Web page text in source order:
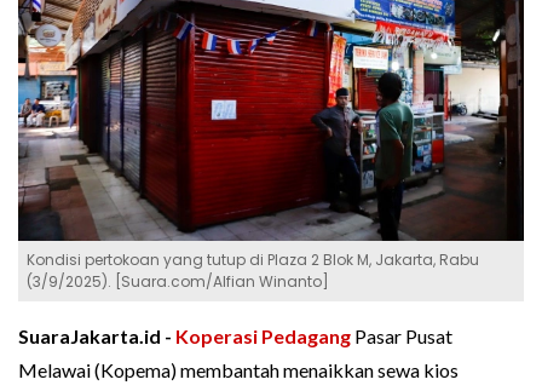
Kondisi pertokoan yang tutup di Plaza 2 Blok M, Jakarta, Rabu
(3/9/2025). [Suara.com/Alfian Winanto]
SuaraJakarta.id - Koperasi Pedagang Pasar Pusat
Melawai (Kopema) membantah menaikkan sewa kios